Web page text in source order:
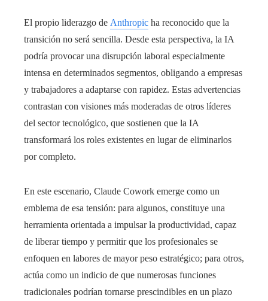
El propio liderazgo de Anthropic ha reconocido que la
transición no será sencilla. Desde esta perspectiva, la IA
podría provocar una disrupción laboral especialmente
intensa en determinados segmentos, obligando a empresas
y trabajadores a adaptarse con rapidez. Estas advertencias
contrastan con visiones más moderadas de otros líderes
del sector tecnológico, que sostienen que la IA
transformará los roles existentes en lugar de eliminarlos
por completo.
En este escenario, Claude Cowork emerge como un
emblema de esa tensión: para algunos, constituye una
herramienta orientada a impulsar la productividad, capaz
de liberar tiempo y permitir que los profesionales se
enfoquen en labores de mayor peso estratégico; para otros,
actúa como un indicio de que numerosas funciones
tradicionales podrían tornarse prescindibles en un plazo